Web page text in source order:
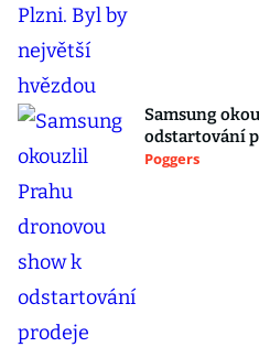
Samsung
odstartování
Poggers